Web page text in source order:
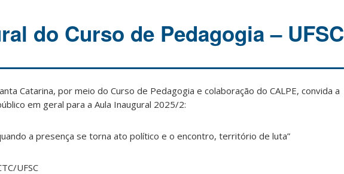
do Curso de Pedagogia – UFSC
Catarina, por meio do Curso de Pedagogia e colaboração do CALPE, convida a
em geral para a Aula Inaugural 2025/2:
a presença se torna ato político e o encontro, território de luta”
UFSC